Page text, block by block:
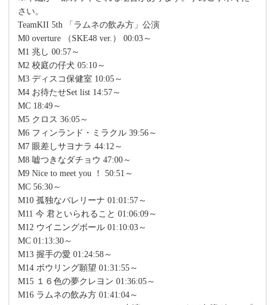
さい。
TeamKII 5th 「ラムネの飲み方」公演
M0 overture （SKE48 ver.） 00:03～
M1 兆し 00:57～
M2 校庭の仔犬 05:10～
M3 ディスコ保健室 10:05～
M4 お待たせSet list 14:57～
MC 18:49～
M5 クロス 36:05～
M6 フィンランド・ミラクル 39:56～
M7 眼差しサヨナラ 44:12～
M8 嘘つきなダチョウ 47:00～
M9 Nice to meet you ！ 50:51～
MC 56:30～
M10 孤独なバレリーナ 01:01:57～
M11 今 君といられること 01:06:09～
M12 ウイニングボール 01:10:03～
MC 01:13:30～
M13 握手の愛 01:24:58～
M14 ボウリング願望 01:31:55～
M15 １６色の夢クレヨン 01:36:05～
M16 ラムネの飲み方 01:41:04～